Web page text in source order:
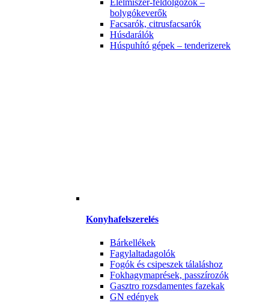
bolygókeverők
Facsarók, citrusfacsarók
Húsdarálók
Húspuhító gépek – tenderizerek
Konyhafelszerelés
Bárkellékek
Fagylaltadagolók
Fogók és csipeszek tálaláshoz
Fokhagymaprések, passzírozók
Gasztro rozsdamentes fazekak
GN edények